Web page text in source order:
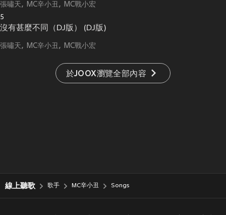
張嘯天 MC辛小丑 MC戰小宏
5
沒有甚麼不同（DJ版） (DJ版)
張嘯天 MC辛小丑 MC戰小宏
於JOOX瀏覽全部內容
線上聽歌 歌手 MC辛小丑 Songs